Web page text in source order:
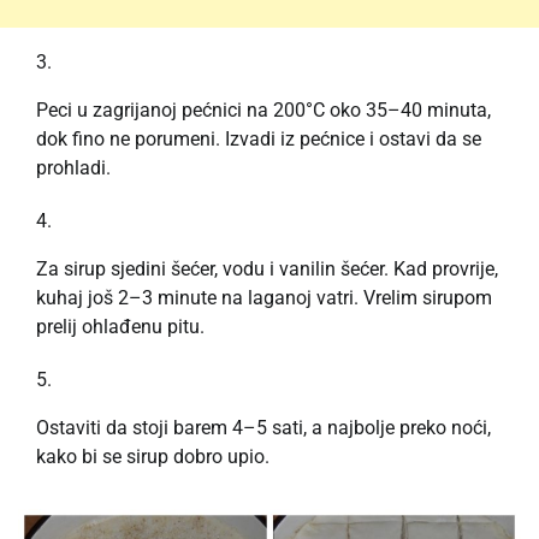
Peci u zagrijanoj pećnici na 200°C oko 35–40 minuta,
dok fino ne porumeni. Izvadi iz pećnice i ostavi da se
prohladi.
Za sirup sjedini šećer, vodu i vanilin šećer. Kad provrije,
kuhaj još 2–3 minute na laganoj vatri. Vrelim sirupom
prelij ohlađenu pitu.
Ostaviti da stoji barem 4–5 sati, a najbolje preko noći,
kako bi se sirup dobro upio.